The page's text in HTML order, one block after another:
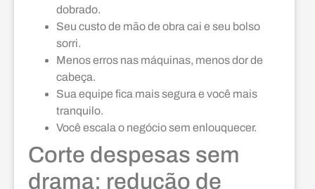
dobrado.
Seu custo de mão de obra cai e seu bolso
sorri.
Menos erros nas máquinas, menos dor de
cabeça.
Sua equipe fica mais segura e você mais
tranquilo.
Você escala o negócio sem enlouquecer.
Corte despesas sem
drama: redução de